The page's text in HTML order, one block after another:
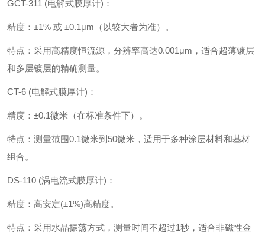
GCT-311 (电解式膜厚计)‌：
精度‌：±1% 或 ±0.1μm（以较大者为准）。
特点‌：采用高精度恒流源，分辨率高达0.001μm，适合超薄镀层
和多层镀层的精确测量。
CT-6 (电解式膜厚计)‌：
精度‌：±0.1微米（在标准条件下）。
特点‌：测量范围0.1微米到50微米，适用于多种涂层材料和基材
组合。
DS-110 (涡电流式膜厚计)‌：
精度‌：高安定(±1%)高精度。
特点‌：采用水晶振荡方式，测量时间不超过1秒，适合非磁性金